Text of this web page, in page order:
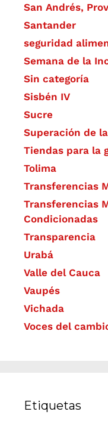
San Andrés,
Santander
seguridad
Semana de la
Sin categoría
Sisbén IV
Sucre
Superación de
Tiendas para la
Tolima
Transferencias
Transferencias
Condicionadas
Transparencia
Urabá
Valle del Cauca
Vaupés
Vichada
Voces del
Etiquetas